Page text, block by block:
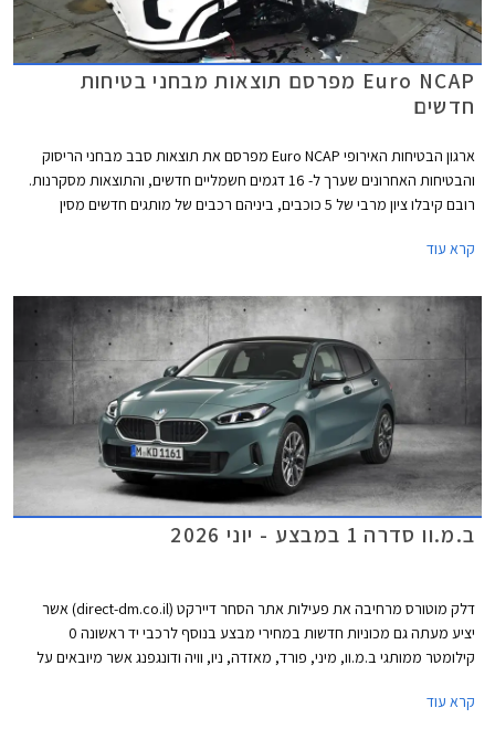
Euro NCAP מפרסם תוצאות מבחני בטיחות
חדשים
ארגון הבטיחות האירופי Euro NCAP מפרסם את תוצאות סבב מבחני הריסוק
והבטיחות האחרונים שערך ל- 16 דגמים חשמליים חדשים, והתוצאות מסקרנות.
רובם קיבלו ציון מרבי של 5 כוכבים, ביניהם רכבים של מותגים חדשים מסין
ציונים של 4 כוכבים וחלקם כמעט איבדו את הכוכב החמישי.
קרא עוד
ב.מ.וו סדרה 1 במבצע - יוני 2026
דלק מוטורס מרחיבה את פעילות אתר הסחר דיירקט (direct-dm.co.il) אשר
יציע מעתה גם מכוניות חדשות במחירי מבצע בנוסף לרכבי יד ראשונה 0
קילומטר ממותגי ב.מ.וו, מיני, פורד, מאזדה, ניו, וויה ודונגפנג אשר מיובאים על
קרא עוד